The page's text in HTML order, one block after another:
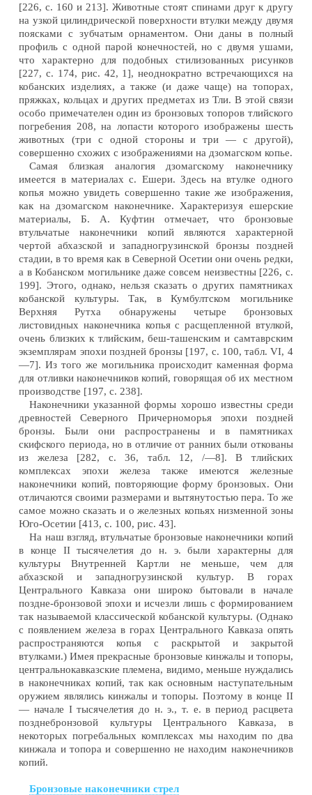
[226, с. 160 и 213]. Животные стоят спинами друг к другу
на узкой цилиндрической поверхности втулки между двумя
поясками с зубчатым орнаментом. Они даны в полный
профиль с одной парой конечностей, но с двумя ушами,
что характерно для подобных стилизованных рисунков
[227, с. 174, рис. 42, 1], неоднократно встречающихся на
кобанских изделиях, а также (и даже чаще) на топорах,
пряжках, кольцах и других предметах из Тли. В этой связи
особо примечателен один из бронзовых топоров тлийского
погребения 208, на лопасти которого изображены шесть
животных (три с одной стороны и три — с другой),
совершенно схожих с изображениями на дзомагском копье.
Самая близкая аналогия дзомагскому наконечнику
имеется в материалах с. Ешери. Здесь на втулке одного
копья можно увидеть совершенно такие же изображения,
как на дзомагском наконечнике. Характеризуя ешерские
материалы, Б. А. Куфтин отмечает, что бронзовые
втульчатые наконечники копий являются характерной
чертой абхазской и западногрузинской бронзы поздней
стадии, в то время как в Северной Осетии они очень редки,
а в Кобанском могильнике даже совсем неизвестны [226, с.
199]. Этого, однако, нельзя сказать о других памятниках
кобанской культуры. Так, в Кумбултском могильнике
Верхняя Рутха обнаружены четыре бронзовых
листовидных наконечника копья с расщепленной втулкой,
очень близких к тлийским, беш-ташенским и самтаврским
экземплярам эпохи поздней бронзы [197, с. 100, табл. VI, 4
—7]. Из того же могильника происходит каменная форма
для отливки наконечников копий, говорящая об их местном
производстве [197, с. 238].
Наконечники указанной формы хорошо известны среди
древностей Северного Причерноморья эпохи поздней
бронзы. Были они распространены и в памятниках
скифского периода, но в отличие от ранних были откованы
из железа [282, с. 36, табл. 12, /—8]. В тлийских
комплексах эпохи железа также имеются железные
наконечники копий, повторяющие форму бронзовых. Они
отличаются своими размерами и вытянутостью пера. То же
самое можно сказать и о железных копьях низменной зоны
Юго-Осетии [413, с. 100, рис. 43].
На наш взгляд, втульчатые бронзовые наконечники копий
в конце II тысячелетия до н. э. были характерны для
культуры Внутренней Картли не меньше, чем для
абхазской и западногрузинской культур. В горах
Центрального Кавказа они широко бытовали в начале
поздне-бронзовой эпохи и исчезли лишь с формированием
так называемой классической кобанской культуры. (Однако
с появлением железа в горах Центрального Кавказа опять
распространяются копья с раскрытой и закрытой
втулками.) Имея прекрасные бронзовые кинжалы и топоры,
центральнокавказские племена, видимо, меньше нуждались
в наконечниках копий, так как основным наступательным
оружием являлись кинжалы и топоры. Поэтому в конце II
— начале I тысячелетия до н. э., т. е. в период расцвета
позднебронзовой культуры Центрального Кавказа, в
некоторых погребальных комплексах мы находим по два
кинжала и топора и совершенно не находим наконечников
копий.
Бронзовые наконечники стрел